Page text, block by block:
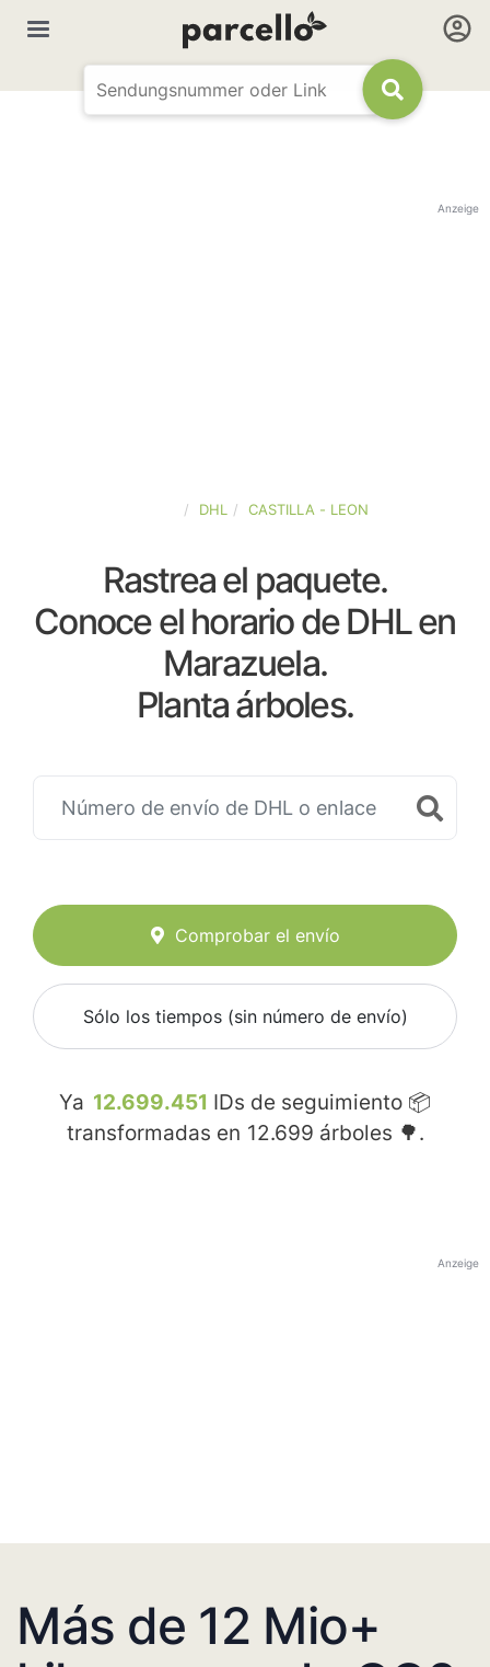
Anzeige
DHL CASTILLA - LEON
Rastrea el paquete.
Conoce el horario de DHL en
Marazuela.
Planta árboles.
Comprobar el envío
Sólo los tiempos (sin número de envío)
Ya 12.699.451 IDs de seguimiento 📦
transformadas en 12.699 árboles 🌳.
Anzeige
Más de 12 Mio+